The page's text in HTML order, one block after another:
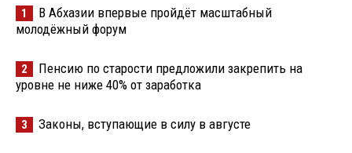
1
В Абхазии впервые пройдёт масштабный
молодёжный форум
2
Пенсию по старости предложили закрепить на
уровне не ниже 40% от заработка
3 Законы, вступающие в силу в августе